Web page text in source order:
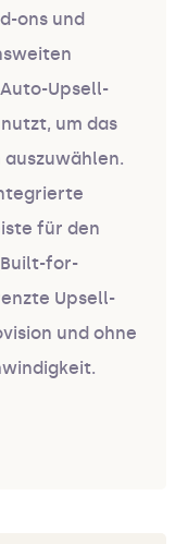
ons und
Upsell-
um das
für den
Built-for-
Upsell-
und ohne